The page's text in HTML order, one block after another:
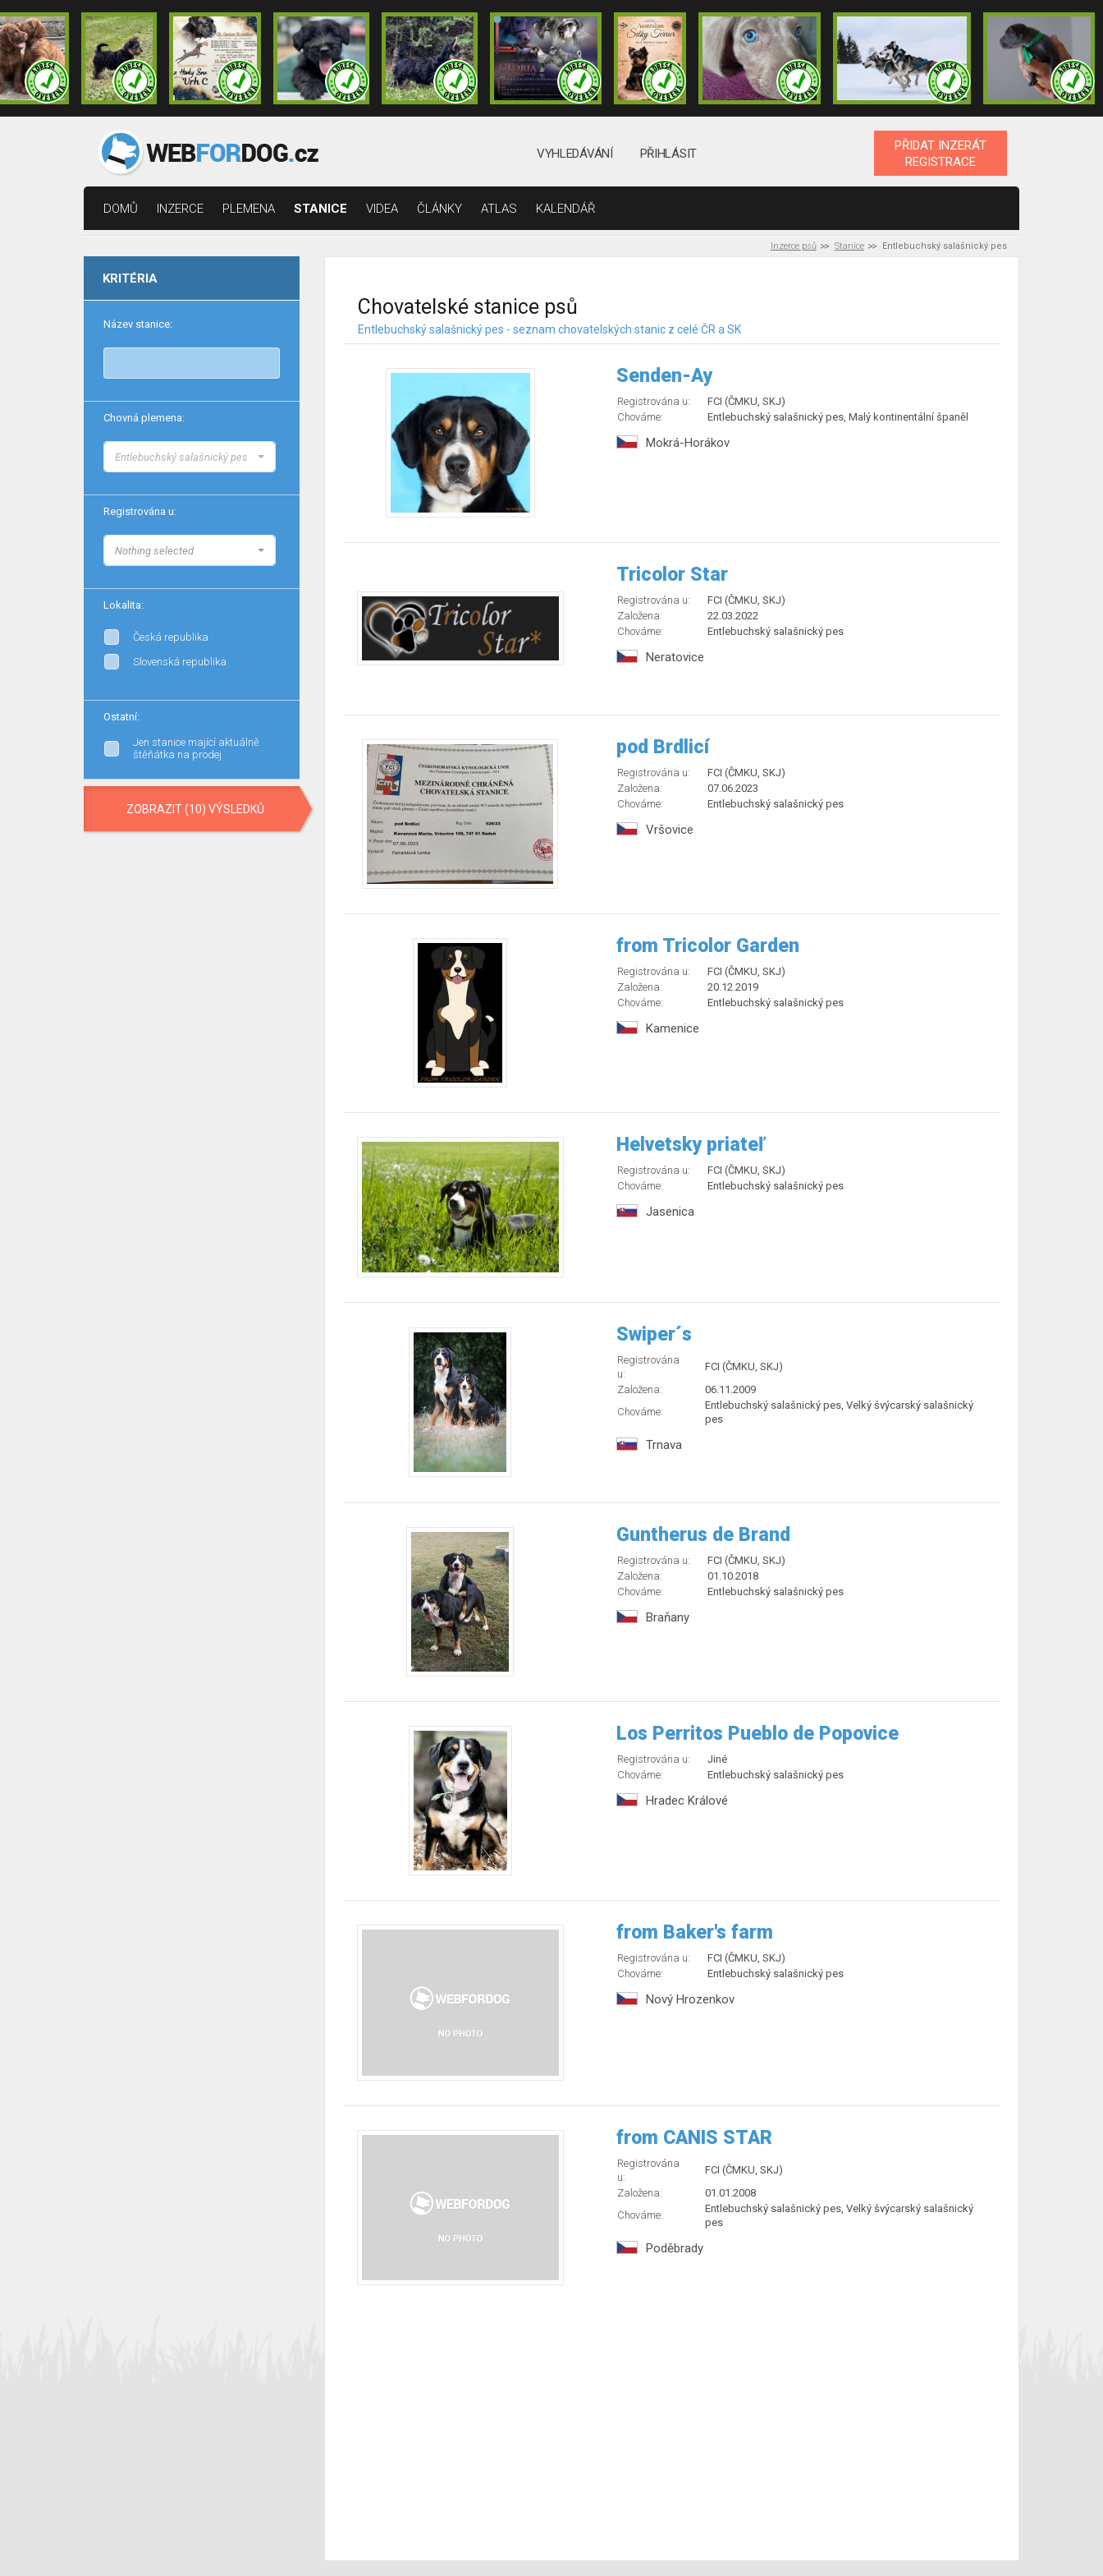
VYHLEDÁVÁNÍ PŘIHLÁSIT
PŘIDAT INZERÁT
REGISTRACE
DOMŮ INZERCE PLEMENA STANICE VIDEA ČLÁNKY ATLAS KALENDÁŘ
Inzerce psů Stanice Entlebuchský salašnický pes
KRITÉRIA
Název stanice:
Chovná plemena:
Entlebuchský salašnický pes
Registrována u:
Nothing selected
Lokalita:
Česká republika
Slovenská republika
Ostatní:
Jen stanice mající aktuálně
štěňátka na prodej
ZOBRAZIT (10) VÝSLEDKŮ
Chovatelské stanice psů
Entlebuchský salašnický pes - seznam chovatelských stanic z celé ČR a SK
Senden-Ay
Registrována u:
FCI (ČMKU, SKJ)
Chováme:
Entlebuchský salašnický pes, Malý kontinentální španěl
Mokrá-Horákov
Tricolor Star
Registrována u:
FCI (ČMKU, SKJ)
Založena:
22.03.2022
Chováme:
Entlebuchský salašnický pes
Neratovice
pod Brdlicí
Registrována u:
FCI (ČMKU, SKJ)
Založena:
07.06.2023
Chováme:
Entlebuchský salašnický pes
Vršovice
from Tricolor Garden
Registrována u:
FCI (ČMKU, SKJ)
Založena:
20.12.2019
Chováme:
Entlebuchský salašnický pes
Kamenice
Helvetsky priateľ
Registrována u:
FCI (ČMKU, SKJ)
Chováme:
Entlebuchský salašnický pes
Jasenica
Swiper´s
Registrována
u:
FCI (ČMKU, SKJ)
Založena:
06.11.2009
Chováme:
Entlebuchský salašnický pes, Velký švýcarský salašnický
pes
Trnava
Guntherus de Brand
Registrována u:
FCI (ČMKU, SKJ)
Založena:
01.10.2018
Chováme:
Entlebuchský salašnický pes
Braňany
Los Perritos Pueblo de Popovice
Registrována u:
Jiné
Chováme:
Entlebuchský salašnický pes
Hradec Králové
from Baker's farm
Registrována u:
FCI (ČMKU, SKJ)
Chováme:
Entlebuchský salašnický pes
Nový Hrozenkov
from CANIS STAR
Registrována
u:
FCI (ČMKU, SKJ)
Založena:
01.01.2008
Chováme:
Entlebuchský salašnický pes, Velký švýcarský salašnický
pes
Poděbrady